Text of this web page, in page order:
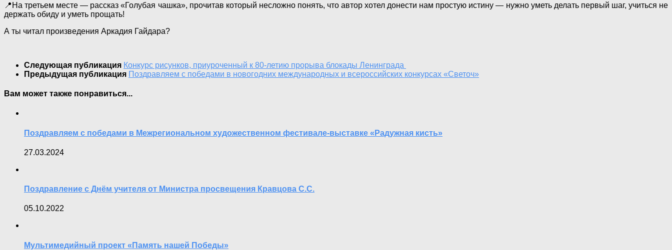
📍На третьем месте — рассказ «Голубая чашка», прочитав который несложно понять, что автор хотел донести нам простую истину — нужно уметь делать первый шаг, учиться не
держать обиду и уметь прощать!
А ты читал произведения Аркадия Гайдара?
Следующая публикация Конкурс рисунков, приуроченный к 80-летию прорыва блокады Ленинграда
Предыдущая публикация Поздравляем с победами в новогодних международных и всероссийских конкурсах «Светоч»
Вам может также понравиться...
Поздравляем с победами в Межрегиональном художественном фестивале-выставке «Радужная кисть»
27.03.2024
Поздравление с Днём учителя от Министра просвещения Кравцова С.С.
05.10.2022
Мультимедийный проект «Память нашей Победы»